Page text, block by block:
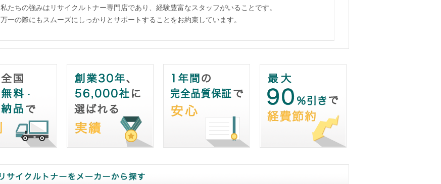
私たちの強みはリサイクルトナー専門店であり、経験豊富なスタッフがいることです。
万一の際にもスムーズにしっかりとサポートすることをお約束しています。